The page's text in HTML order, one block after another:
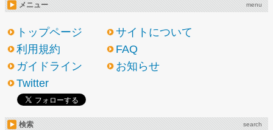
メニュー menu
トップページ
サイトについて
利用規約
FAQ
ガイドライン
お知らせ
Twitter
検索 search